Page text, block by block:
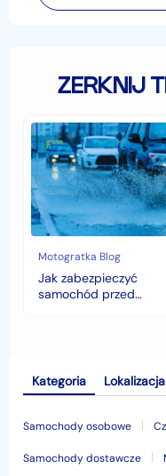
ZERKNIJ
Jak
zabezpieczyć
samochód
przed
jesiennymi
chłodami
i
deszczem?
Motogratka Blog
Jak zabezpieczyć
samochód przed
Kategoria
Samochody osobowe
Samochody dostawcze
Lokalizacja